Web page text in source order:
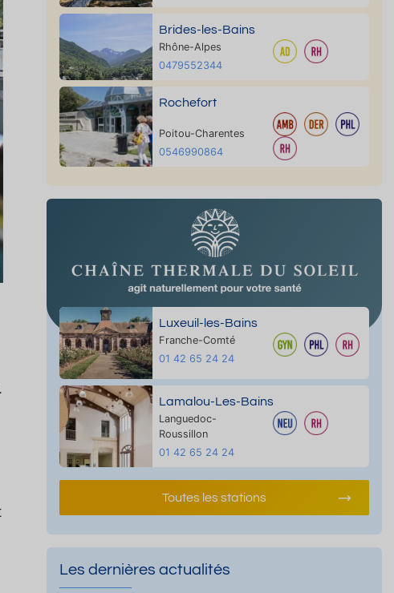
Brides-les-Bains
Rhône-Alpes
0479552344
Rochefort
Poitou-Charentes
0546990864
Luxeuil-les-Bains
Franche-Comté
01 42 65 24 24
Lamalou-Les-Bains
Languedoc-
Roussillon
01 42 65 24 24
Toutes les stations
Les dernières actualités